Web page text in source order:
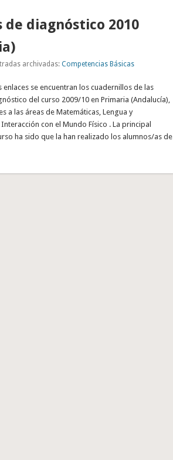
de diagnóstico 2010
archivadas: Competencias Básicas
enlaces se encuentran los cuadernillos de las
del curso 2009/10 en Primaria (Andalucía),
a las áreas de Matemáticas, Lengua y
con el Mundo Físico . La principal
ha sido que la han realizado los alumnos/as de